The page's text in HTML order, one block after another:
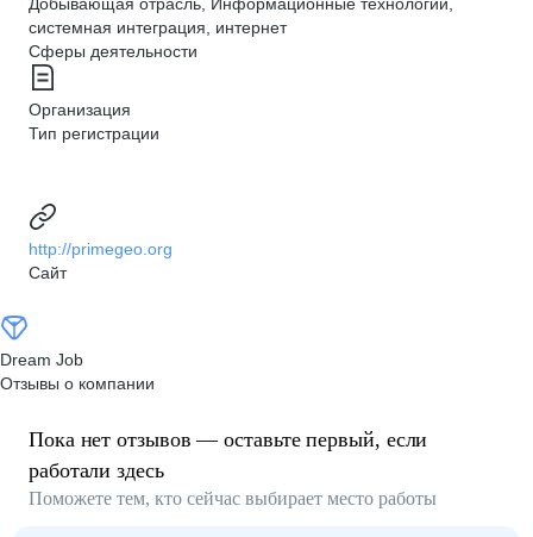
системная интеграция, интернет
Сферы деятельности
Организация
Тип регистрации
http://primegeo.org
Сайт
Dream Job
Отзывы о компании
Пока нет отзывов — оставьте первый, если
работали здесь
Поможете тем, кто сейчас выбирает место работы